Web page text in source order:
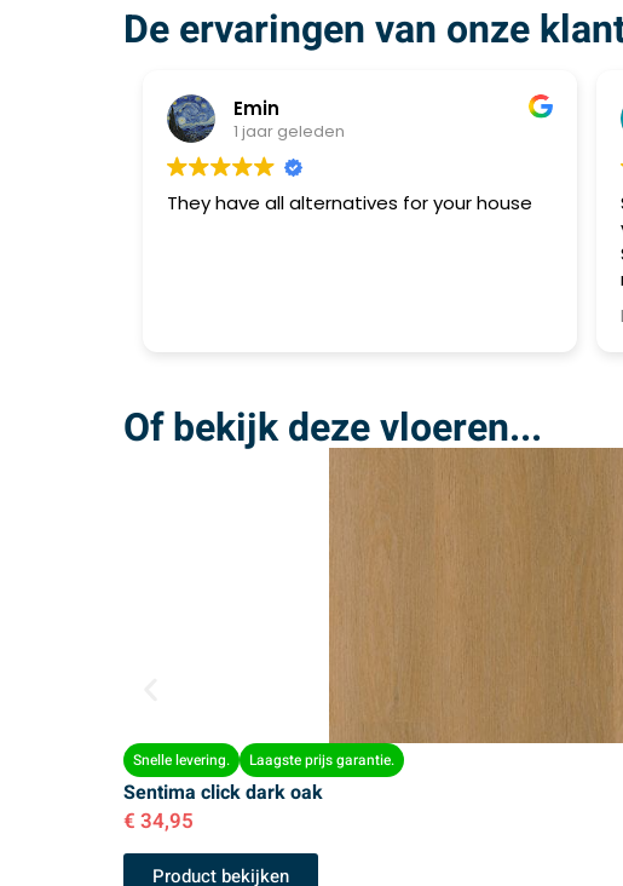
De ervaringen van onze
Emin
1 jaar geleden
They have all alternatives for your house
Lees
Of bekijk deze vloeren...
Snelle levering. Laagste prijs garantie.
Sentima click dark oak
€ 34,95
Product bekijken